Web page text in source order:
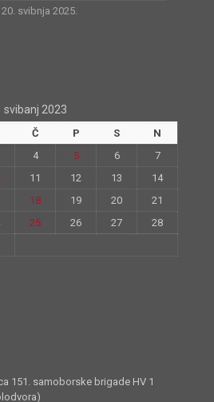
20. svibnja 2025.
svibanj 2023
Č P S
N
4 5 6
7
11 12 13
14
18 19 20
21
25 26 27
28
151. samoborske brigade HV 1